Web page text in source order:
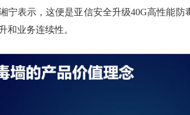
宁表示，这便是亚信安全升级40G高性能
和业务连续性。